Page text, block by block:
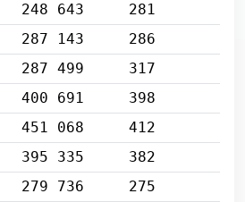
248 643
281
287 143
286
287 499
317
400 691
398
451 068
412
395 335
382
279 736
275